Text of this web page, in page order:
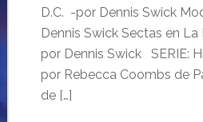
D.C. -por Dennis Swick
Dennis Swick Sectas en
por Dennis Swick SERIE:
por Rebecca Coombs de
de […]